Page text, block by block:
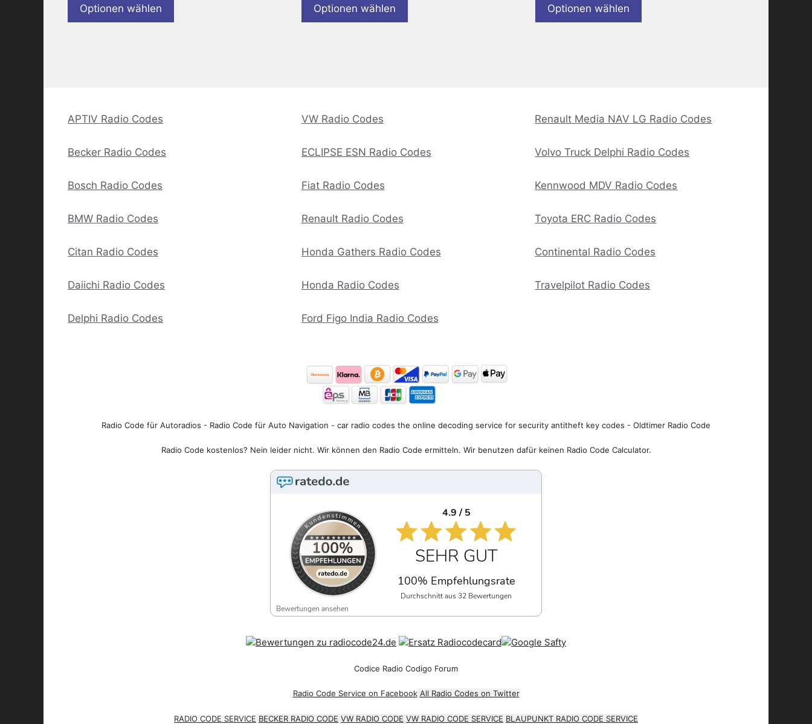
Optionen wählen Optionen wählen Optionen wählen
APTIV Radio Codes
Becker Radio Codes
Bosch Radio Codes
BMW Radio Codes
Citan Radio Codes
Daiichi Radio Codes
Delphi Radio Codes
VW Radio Codes
ECLIPSE ESN Radio Codes
Fiat Radio Codes
Renault Radio Codes
Honda Gathers Radio Codes
Honda Radio Codes
Ford Figo India Radio Codes
Renault Media NAV LG Radio Codes
Volvo Truck Delphi Radio Codes
Kennwood MDV Radio Codes
Toyota ERC Radio Codes
Continental Radio Codes
Travelpilot Radio Codes
Radio Code für Autoradios - Radio Code für Auto Navigation - car radio codes the online decoding service for security antitheft key codes - Oldtimer Radio Code
Radio Code kostenlos? Nein leider nicht. Wir können den Radio Code ermitteln. Wir benutzen dafür keinen Radio Code Calculator.
4.9 / 5
SEHR GUT
100% Empfehlungsrate
Durchschnitt aus 32 Bewertungen
Bewertungen ansehen
Codice Radio Codigo Forum
Radio Code Service on Facebook All Radio Codes on Twitter
RADIO CODE SERVICE BECKER RADIO CODE VW RADIO CODE VW RADIO CODE SERVICE BLAUPUNKT RADIO CODE SERVICE